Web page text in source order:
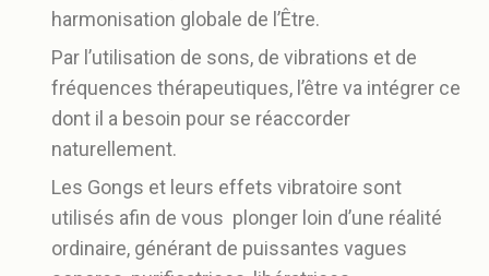
harmonisation globale de l’Être.
Par l’utilisation de sons, de vibrations et de
fréquences thérapeutiques, l’être va intégrer ce
dont il a besoin pour se réaccorder
naturellement.
Les Gongs et leurs effets vibratoire sont
utilisés afin de vous plonger loin d’une réalité
ordinaire, générant de puissantes vagues